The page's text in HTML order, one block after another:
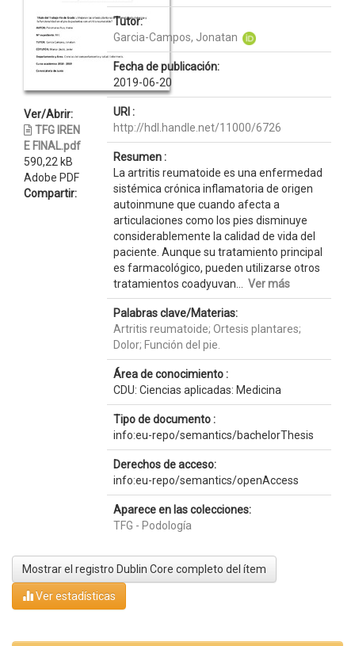
Ver/Abrir:
TFG IREN
E FINAL.pdf
590,22 kB
Adobe PDF
Compartir:
Tutor:
Garcia-Campos, Jonatan
Fecha de publicación:
2019-06-20
URI :
http://hdl.handle.net/11000/6726
Resumen :
La artritis reumatoide es una enfermedad
sistémica crónica inflamatoria de origen
autoinmune que cuando afecta a
articulaciones como los pies disminuye
considerablemente la calidad de vida del
paciente. Aunque su tratamiento principal
es farmacológico, pueden utilizarse otros
tratamientos coadyuvan... Ver más
Palabras clave/Materias:
Artritis reumatoide; Ortesis plantares;
Dolor; Función del pie.
Área de conocimiento :
CDU: Ciencias aplicadas: Medicina
Tipo de documento :
info:eu-repo/semantics/bachelorThesis
Derechos de acceso:
info:eu-repo/semantics/openAccess
Aparece en las colecciones:
TFG - Podología
Mostrar el registro Dublin Core completo del ítem
Ver estadísticas